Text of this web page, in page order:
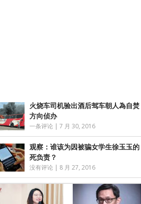
火烧车司机验出酒后驾车朝人為自焚
方向侦办
一条评论 |7 月 30, 2016
观察：谁该为因被骗女学生徐玉玉的
死负责？
没有评论 | 8 月 27, 2016